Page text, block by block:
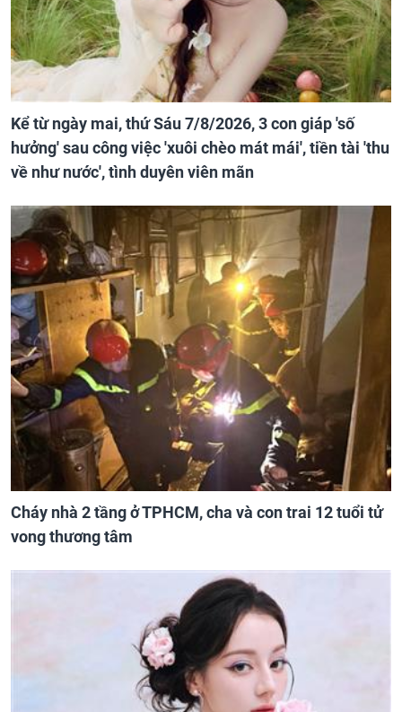
Kể từ ngày mai, thứ Sáu 7/8/2026, 3 con giáp 'số
hưởng' sau công việc 'xuôi chèo mát mái', tiền tài 'thu
về như nước', tình duyên viên mãn
Cháy nhà 2 tầng ở TPHCM, cha và con trai 12 tuổi tử
vong thương tâm